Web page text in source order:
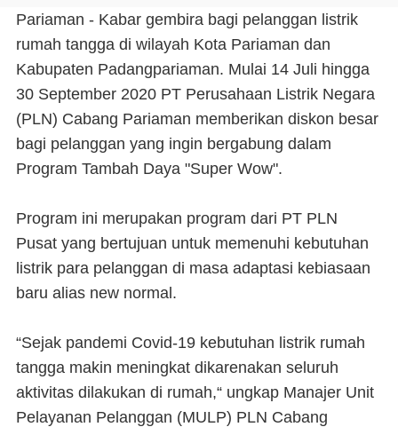
Pariaman - Kabar gembira bagi pelanggan listrik
rumah tangga di wilayah Kota Pariaman dan
Kabupaten Padangpariaman. Mulai 14 Juli hingga
30 September 2020 PT Perusahaan Listrik Negara
(PLN) Cabang Pariaman memberikan diskon besar
bagi pelanggan yang ingin bergabung dalam
Program Tambah Daya "Super Wow".
Program ini merupakan program dari PT PLN
Pusat yang bertujuan untuk memenuhi kebutuhan
listrik para pelanggan di masa adaptasi kebiasaan
baru alias new normal.
“Sejak pandemi Covid-19 kebutuhan listrik rumah
tangga makin meningkat dikarenakan seluruh
aktivitas dilakukan di rumah,“ ungkap Manajer Unit
Pelayanan Pelanggan (MULP) PLN Cabang